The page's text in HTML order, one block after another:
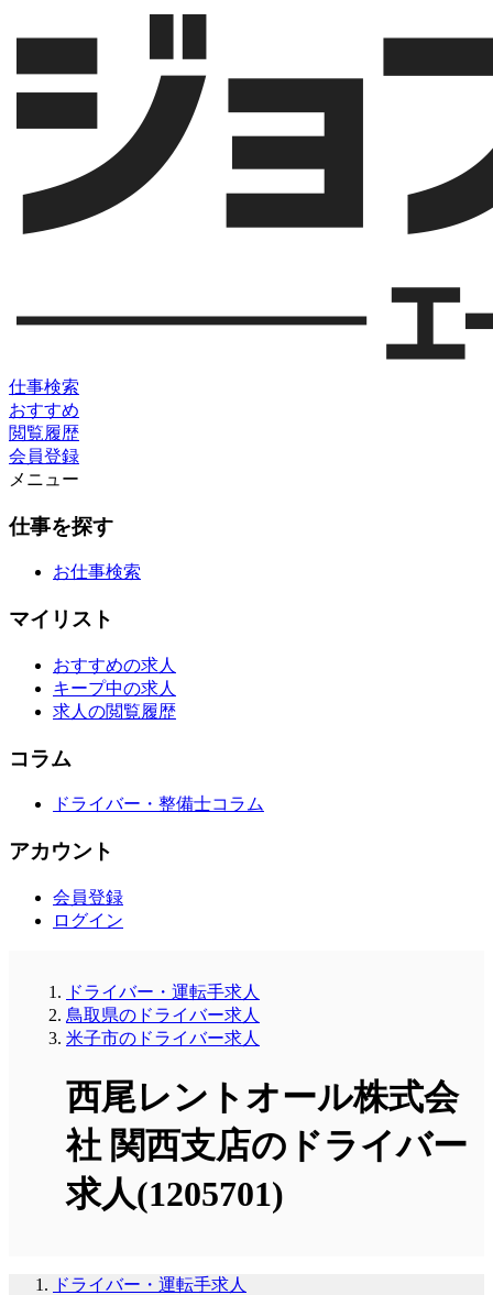
仕事検索
おすすめ
閲覧履歴
会員登録
メニュー
仕事を探す
お仕事検索
マイリスト
おすすめの求人
キープ中の求人
求人の閲覧履歴
コラム
ドライバー・整備士コラム
アカウント
会員登録
ログイン
ドライバー・運転手求人
鳥取県のドライバー求人
米子市のドライバー求人
西尾レントオール株式会
社 関西支店のドライバー
求人(1205701)
ドライバー・運転手求人